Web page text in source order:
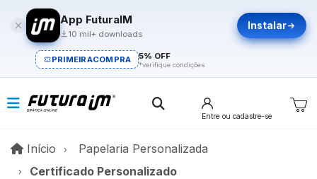
App FuturaIM
10 mil+ downloads
Instalar
PRIMEIRACOMPRA 5% OFF
*verifique condições
Entre ou cadastre-se
Início InícioPapelaria Personalizada
Certificado Personalizado